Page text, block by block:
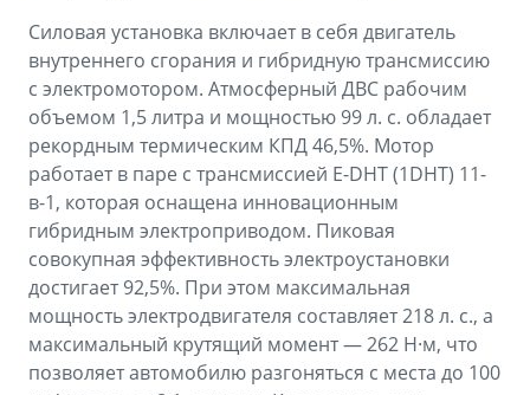
Силовая установка включает в себя двигатель
внутреннего сгорания и гибридную трансмиссию
с электромотором. Атмосферный ДВС рабочим
объемом 1,5 литра и мощностью 99 л. с. обладает
рекордным термическим КПД 46,5%. Мотор
работает в паре с трансмиссией E-DHT (1DHT) 11-
в-1, которая оснащена инновационным
гибридным электроприводом. Пиковая
совокупная эффективность электроустановки
достигает 92,5%. При этом максимальная
мощность электродвигателя составляет 218 л. с., а
максимальный крутящий момент — 262 Н·м, что
позволяет автомобилю разгоняться с места до 100